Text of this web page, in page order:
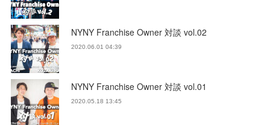
NYNY Franchise Owner 対談 vol.02
2020.06.01 04:39
NYNY Franchise Owner 対談 vol.01
2020.05.18 13:45